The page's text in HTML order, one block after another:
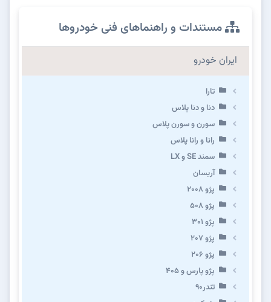
مستندات و راهنماهای فنی خودروها
ایران خودرو
تارا
دنا و دنا پلاس
سورن و سورن پلاس
رانا و رانا پلاس
سمند SE و LX
آریسان
پژو ۲۰۰۸
پژو ۵۰۸
پژو 301
پژو ۲۰۷
پژو ۲۰۶
پژو پارس و ۴۰۵
تندر۹۰